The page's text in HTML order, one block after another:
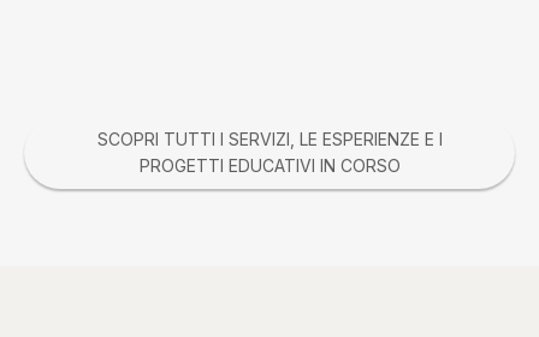
SCOPRI TUTTI I SERVIZI, LE ESPERIENZE E I
PROGETTI EDUCATIVI IN CORSO